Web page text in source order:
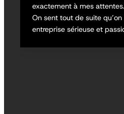
exactement à mes attentes.
On sent tout de suite
entreprise sérieuse et